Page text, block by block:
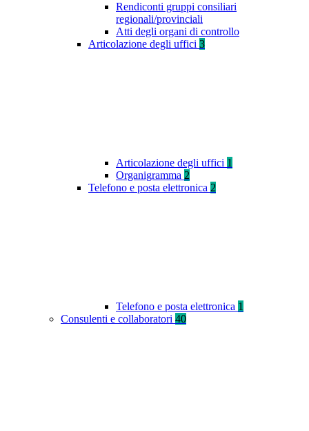
Rendiconti gruppi consiliari
regionali/provinciali
Atti degli organi di controllo
Articolazione degli uffici 3
Articolazione degli uffici 1
Organigramma 2
Telefono e posta elettronica 2
Telefono e posta elettronica 1
Consulenti e collaboratori 40